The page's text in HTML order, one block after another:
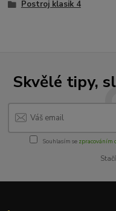
Postroj klasik 4
Skvělé tipy,
Souhlasím se zpracováním